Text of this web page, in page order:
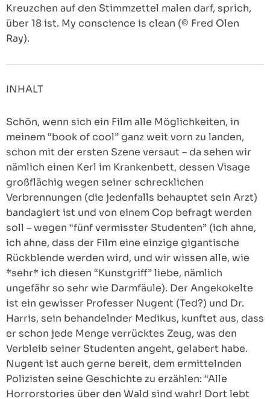
Kreuzchen auf den Stimmzettel malen darf, sprich,
über 18 ist. My conscience is clean (© Fred Olen
Ray).
INHALT
Schön, wenn sich ein Film alle Möglichkeiten, in
meinem “book of cool” ganz weit vorn zu landen,
schon mit der ersten Szene versaut – da sehen wir
nämlich einen Kerl im Krankenbett, dessen Visage
großflächig wegen seiner schrecklichen
Verbrennungen (die jedenfalls behauptet sein Arzt)
bandagiert ist und von einem Cop befragt werden
soll – wegen “fünf vermisster Studenten” (ich ahne,
ich ahne, dass der Film eine einzige gigantische
Rückblende werden wird, und wir wissen alle, wie
*sehr* ich diesen “Kunstgriff” liebe, nämlich
ungefähr so sehr wie Darmfäule). Der Angekokelte
ist ein gewisser Professer Nugent (Ted?) und Dr.
Harris, sein behandelnder Medikus, kunftet aus, dass
er schon jede Menge verrücktes Zeug, was den
Verbleib seiner Studenten angeht, gelabert habe.
Nugent ist auch gerne bereit, dem ermittelnden
Polizisten seine Geschichte zu erzählen: “Alle
Horrorstories über den Wald sind wahr! Dort lebt